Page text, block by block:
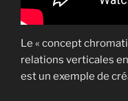
Le « concept
relations verticales
est un exemple de